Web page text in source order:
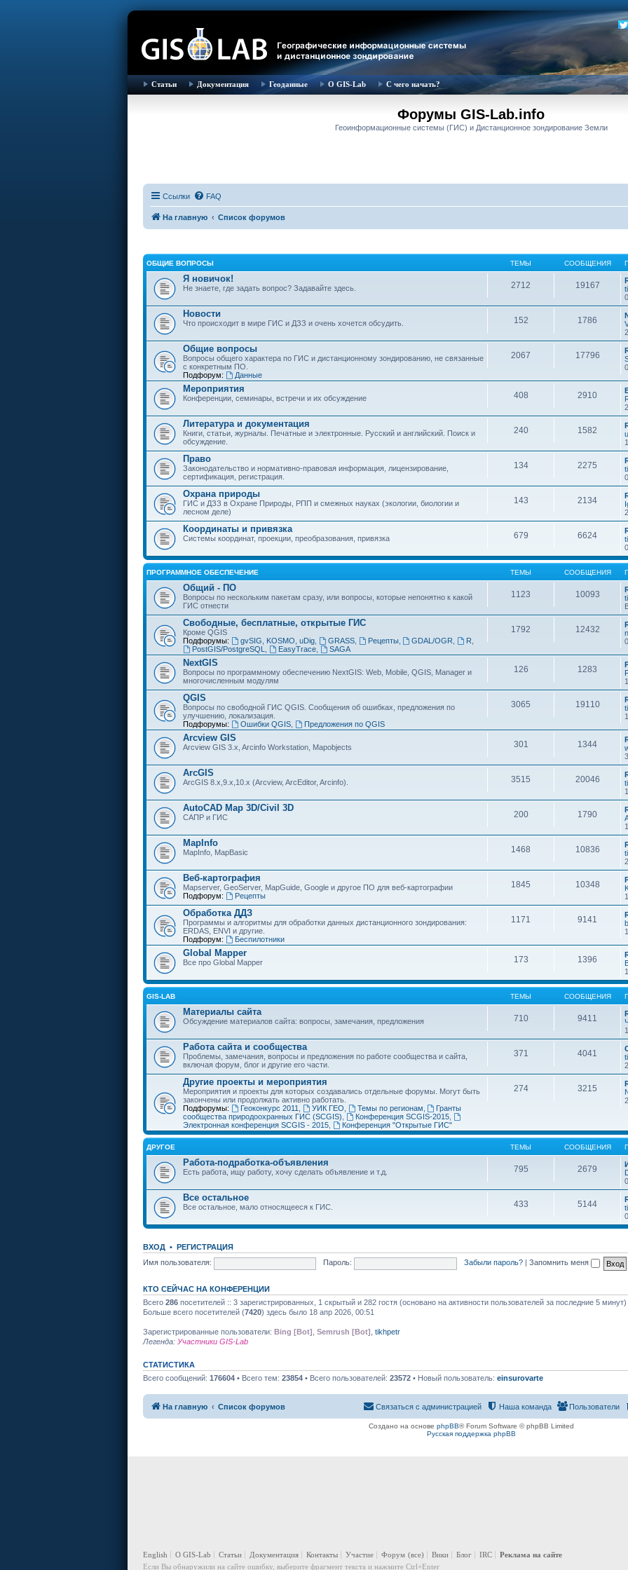
Статьи Документация Геоданные О GIS-Lab С чего начать?
Форумы GIS-Lab.info
Геоинформационные системы (ГИС) и Дистанционное зондирование Земли
Ссылки FAQ
На главную Список форумов
ОБЩИЕ ВОПРОСЫ ТЕМЫ СООБЩЕНИЯ
Я новичок!
Не знаете, где задать вопрос? Задавайте здесь. 2712 19167
Новости
Что происходит в мире ГИС и ДЗЗ и очень хочется обсудить. 152 1786
Общие вопросы
Вопросы общего характера по ГИС и дистанционному зондированию, не связанные
с конкретным ПО.
Подфорум:
Данные
2067 17796
Мероприятия
Конференции, семинары, встречи и их обсуждение 408 2910
Литература и документация
Книги, статьи, журналы. Печатные и электронные. Русский и английский. Поиск и
обсуждение.
240 1582
Право
Законодательство и нормативно-правовая информация, лицензирование,
сертификация, регистрация.
134 2275
Охрана природы
ГИС и ДЗЗ в Охране Природы, РПП и смежных науках (экологии, биологии и
лесном деле)
143 2134
Координаты и привязка
Системы координат, проекции, преобразования, привязка 679 6624
ПРОГРАММНОЕ ОБЕСПЕЧЕНИЕ ТЕМЫ СООБЩЕНИЯ
Общий - ПО
Вопросы по нескольким пакетам сразу, или вопросы, которые непонятно к какой
ГИС отнести
1123 10093
Свободные, бесплатные, открытые ГИС
Кроме QGIS
Подфорумы:
gvSIG, KOSMO, uDig, GRASS, Рецепты, GDAL/OGR R
PostGIS/PostgreSQL
EasyTrace, SAGA
1792 12432
NextGIS
Вопросы по программному обеспечению NextGIS: Web, Mobile, QGIS, Manager и
многочисленным модулям
126 1283
QGIS
Вопросы по свободной ГИС QGIS. Сообщения об ошибках, предложения по
улучшению, локализация.
Подфорумы:
Ошибки QGIS, Предложения по QGIS
3065 19110
Arcview GIS
Arcview GIS 3.x, Arcinfo Workstation, Mapobjects 301 1344
ArcGIS
ArcGIS 8.x,9.x,10.x (Arcview, ArcEditor, Arcinfo). 3515 20046
AutoCAD Map 3D/Civil 3D
САПР и ГИС 200 1790
MapInfo
MapInfo, MapBasic 1468 10836
Веб-картография
Mapserver, GeoServer, MapGuide, Google и другое ПО для веб-картографии
Подфорум:
Рецепты
1845 10348
Обработка ДДЗ
Программы и алгоритмы для обработки данных дистанционного зондирования:
ERDAS, ENVI и другие.
Подфорум:
Беспилотники
1171 9141
Global Mapper
Все про Global Mapper 173 1396
GIS-LAB ТЕМЫ СООБЩЕНИЯ
Материалы сайта
Обсуждение материалов сайта: вопросы, замечания, предложения 710 9411
Работа сайта и сообщества
Проблемы, замечания, вопросы и предложения по работе сообщества и сайта,
включая форум, блог и другие его части.
371 4041
Другие проекты и мероприятия
Мероприятия и проекты для которых создавались отдельные форумы. Могут быть
закончены или продолжать активно работать.
Подфорумы:
Геоконкурс 2011 УИК ГЕО Темы по регионам
Гранты
сообщества природоохранных ГИС (SCGIS)
Конференция SCGIS-2015,
Электронная конференция SCGIS - 2015
Конференция "Открытые ГИС"
274 3215
ДРУГОЕ ТЕМЫ СООБЩЕНИЯ
Работа-подработка-объявления
Есть работа, ищу работу, хочу сделать объявление и т.д. 795 2679
Все остальное
Все остальное, мало относящееся к ГИС. 433 5144
ВХОД • РЕГИСТРАЦИЯ
Имя пользователя:
Пароль: Забыли пароль? Запомнить меня
КТО СЕЙЧАС НА КОНФЕРЕНЦИИ
Всего 286 посетителей :: 3 зарегистрированных, 1 скрытый и 282 гостя (основано на активности пользователей за последние 5 минут)
Больше всего посетителей (7420) здесь было 18 апр 2026, 00:51
Зарегистрированные пользователи: Bing [Bot] Semrush [Bot] tikhpetr
Легенда: Участники GIS-Lab
СТАТИСТИКА
Всего сообщений: 176604 • Всего тем: 23854 • Всего пользователей: 23572 • Новый пользователь: einsurovarte
На главную Список форумов Пользователи
Наша команда
Связаться с администрацией
Создано на основе phpBB® Forum Software © phpBB Limited
Русская поддержка phpBB
English О GIS-Lab Статьи Документация Контакты Участие Форум (все) Вики Блог IRC
Реклама на сайте
Если Вы обнаружили на сайте ошибку, выберите фрагмент текста и нажмите Ctrl+Enter